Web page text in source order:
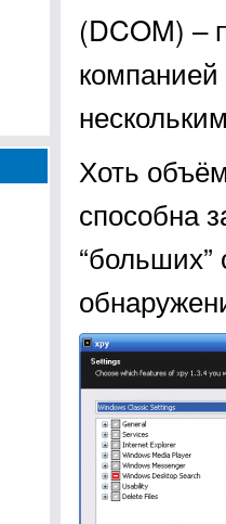
(DCOM) –
Хоть
способна
“больших”